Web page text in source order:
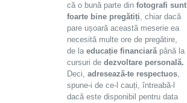
că o bună parte din fotografi sunt
foarte bine pregătiți, chiar dacă
pare ușoară această meserie ea
necesită multe ore de pregătire,
de la educație financiarăpână la
cursuri de dezvoltare personală.
Deci, adresează-te respectuos,
spune-i de ce-l cauți, întreabă-l
dacă este disponibil pentru data